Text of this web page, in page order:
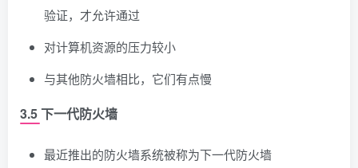
验证，才允许通过
对计算机资源的压力较小
与其他防火墙相比，它们有点慢
3.5 下一代防火墙
最近推出的防火墙系统被称为下一代防火墙